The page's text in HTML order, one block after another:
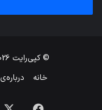
وارد
© کپی‌رایت 2026
خانه
درباره‌ی